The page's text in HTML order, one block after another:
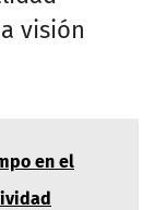
visión
en el